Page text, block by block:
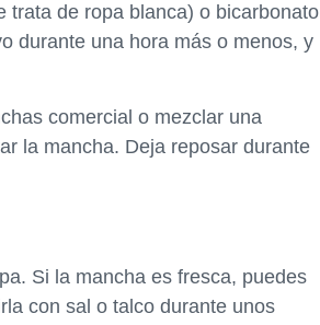
trata de ropa blanca) o bicarbonato
durante una hora más o menos, y
comercial o mezclar una
la mancha. Deja reposar durante
Si la mancha es fresca, puedes
con sal o talco durante unos